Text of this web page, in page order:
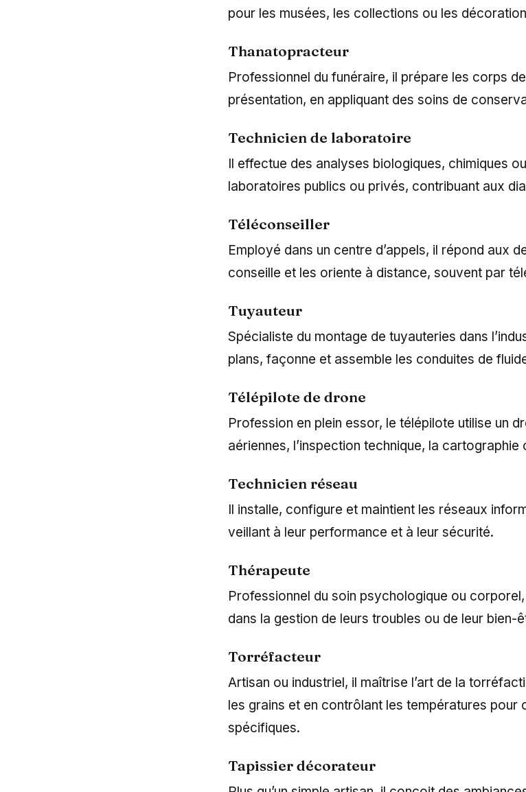
pour les musées, les collections ou les
Thanatopracteur
Professionnel du funéraire, il prépare les corps
présentation, en appliquant des soins de
Technicien de laboratoire
Il effectue des analyses biologiques, chimiques
laboratoires publics ou privés, contribuant aux
Téléconseiller
Employé dans un centre d’appels, il répond aux
conseille et les oriente à distance, souvent par
Tuyauteur
Spécialiste du montage de tuyauteries dans
plans, façonne et assemble les conduites de
Télépilote de drone
Profession en plein essor, le télépilote utilise un
aériennes, l’inspection technique, la cartographie
Technicien réseau
Il installe, configure et maintient les réseaux
veillant à leur performance et à leur sécurité.
Thérapeute
Professionnel du soin psychologique ou
dans la gestion de leurs troubles ou de leur bien-
Torréfacteur
Artisan ou industriel, il maîtrise l’art de la
les grains et en contrôlant les températures pour
spécifiques.
Tapissier décorateur